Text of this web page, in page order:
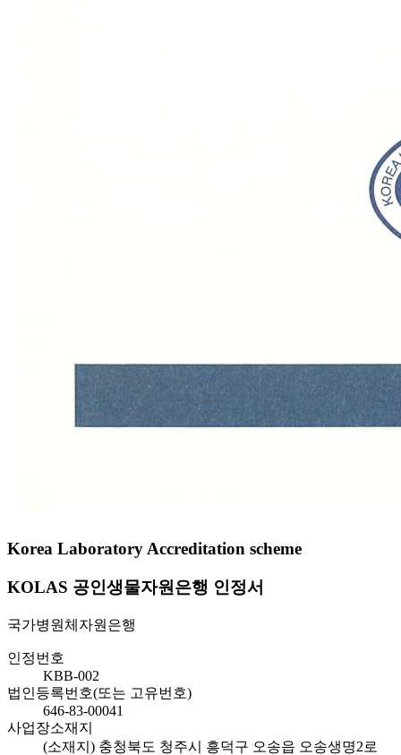
Korea Laboratory Accreditation scheme
KOLAS 공인생물자원은행 인정서
국가병원체자원은행
인정번호
KBB-002
법인등록번호(또는 고유번호)
646-83-00041
사업장소재지
(소재지) 충청북도 청주시 흥덕구 오송읍 오송생명2로